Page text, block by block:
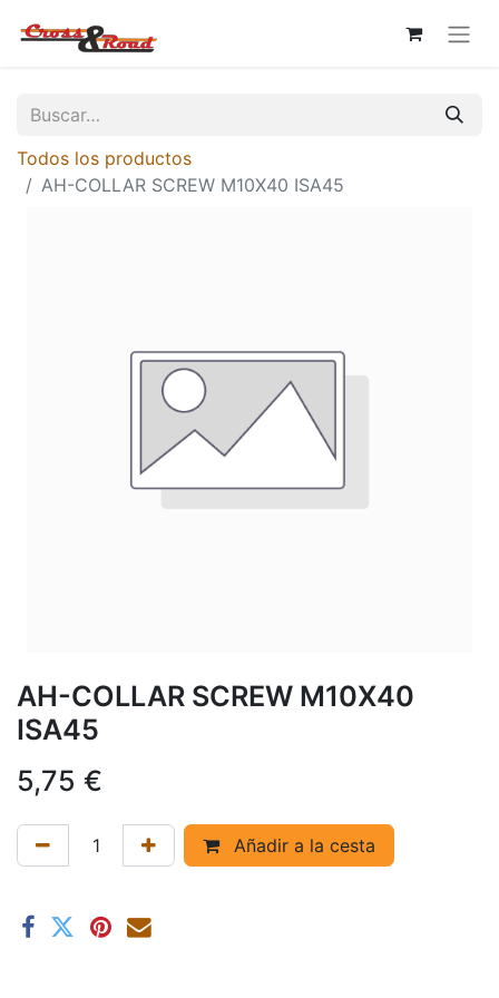
Todos los productos
AH-COLLAR SCREW M10X40 ISA45
AH-COLLAR SCREW M10X40
ISA45
5,75 €
Añadir a la cesta